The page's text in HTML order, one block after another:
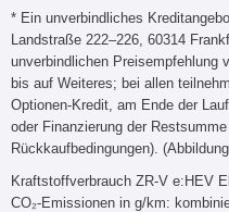
* Ein unverbindliches
Landstraße 222–226, 60314
unverbindlichen Preisempfehlung
bis auf Weiteres; bei allen
Optionen-Kredit, am Ende der
oder Finanzierung der
Rückkaufbedingungen).
Kraftstoffverbrauch ZR-V e:HEV
CO₂-Emissionen in g/km: